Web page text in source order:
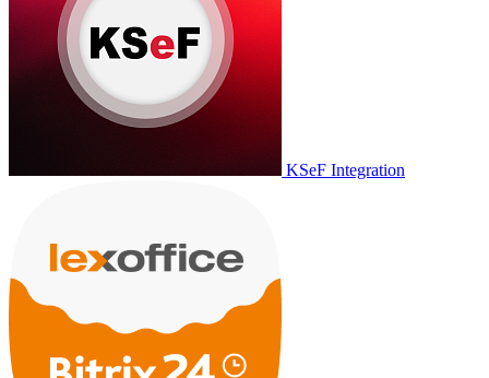
KSeF Integration